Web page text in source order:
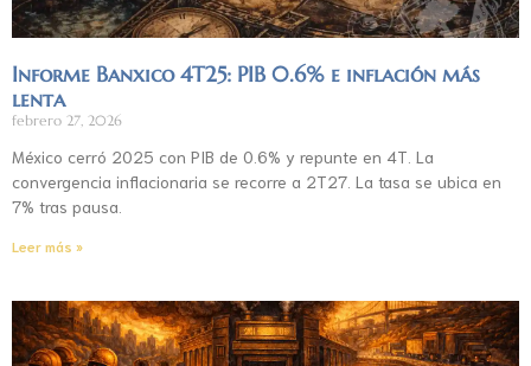
Informe Banxico 4T25: PIB 0.6% e inflación más
lenta
febrero 27, 2026
México cerró 2025 con PIB de 0.6% y repunte en 4T. La
convergencia inflacionaria se recorre a 2T27. La tasa se ubica en
7% tras pausa.
Leer más »